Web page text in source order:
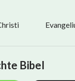
Bibel